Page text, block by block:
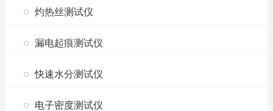
灼热丝测试仪
漏电起痕测试仪
快速水分测试仪
电子密度测试仪